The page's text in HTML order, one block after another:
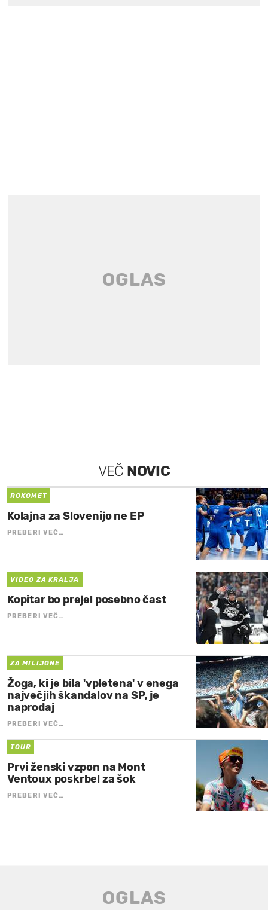
VEČ NOVIC
ROKOMET
Kolajna za Slovenijo ne EP
PREBERI VEČ…
VIDEO ZA KRALJA
Kopitar bo prejel posebno čast
PREBERI VEČ…
ZA MILIJONE
Žoga, ki je bila 'vpletena' v enega
največjih škandalov na SP, je
naprodaj
PREBERI VEČ…
TOUR
Prvi ženski vzpon na Mont
Ventoux poskrbel za šok
PREBERI VEČ…